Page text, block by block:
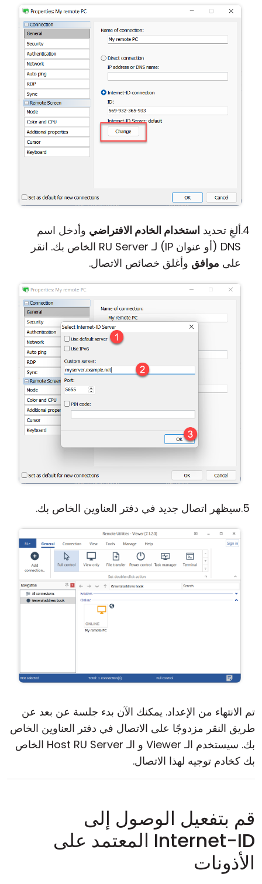
ألغِ تحديد استخدام الخادم الافتراضي وأدخل اسم
DNS (أو عنوان IP) لـ RU Server الخاص بك. انقر
على موافق وأغلق خصائص الاتصال.
سيظهر اتصال جديد في دفتر العناوين الخاص بك.
تم الانتهاء من الإعداد. يمكنك الآن بدء جلسة عن بعد عن
طريق النقر مزدوجًا على الاتصال في دفتر العناوين الخاص
بك. سيستخدم الـ Viewer و الـ Host RU Server الخاص
بك كخادم توجيه لهذا الاتصال.
قم بتفعيل الوصول إلى
Internet-ID المعتمد على
الأذونات